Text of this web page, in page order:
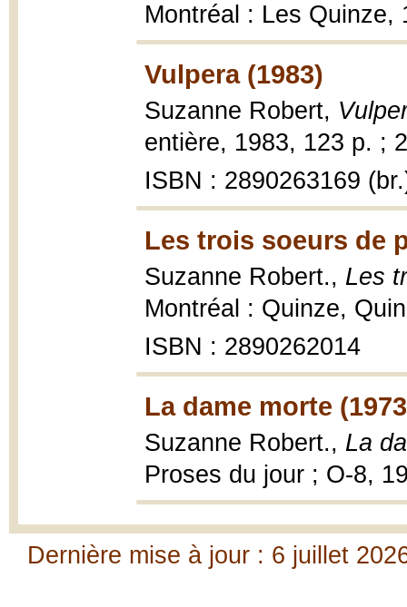
Montréal : Les Quinze,
Vulpera (1983)
Suzanne Robert,
entière, 1983, 123 p. ;
ISBN : 2890263169
Les trois soeurs de
Suzanne Robert., Les
Montréal : Quinze,
ISBN : 2890262014
La dame morte
Suzanne Robert., La
Proses du jour ; O-8,
Dernière mise à jour : 6 juillet